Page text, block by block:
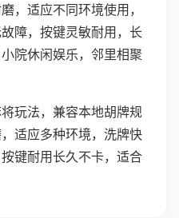
，适应不同环境使用，
障，按键灵敏耐用，长
院休闲娱乐，邻里相聚
玩法，兼容本地胡牌规
适应多种环境，洗牌快
键耐用长久不卡，适合